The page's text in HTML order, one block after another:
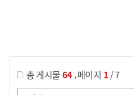
총 게시물64,페이지 1/ 7